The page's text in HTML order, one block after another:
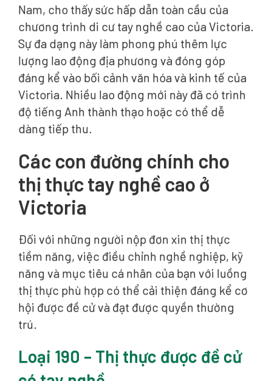
Nam, cho thấy sức hấp dẫn toàn cầu của
chương trình di cư tay nghề cao của Victoria.
Sự đa dạng này làm phong phú thêm lực
lượng lao động địa phương và đóng góp
đáng kể vào bối cảnh văn hóa và kinh tế của
Victoria. Nhiều lao động mới này đã có trình
độ tiếng Anh thành thạo hoặc có thể dễ
dàng tiếp thu.
Các con đường chính cho
thị thực tay nghề cao ở
Victoria
Đối với những người nộp đơn xin thị thực
tiềm năng, việc điều chỉnh nghề nghiệp, kỹ
năng và mục tiêu cá nhân của bạn với luồng
thị thực phù hợp có thể cải thiện đáng kể cơ
hội được đề cử và đạt được quyền thường
trú.
Loại 190 – Thị thực được đề cử